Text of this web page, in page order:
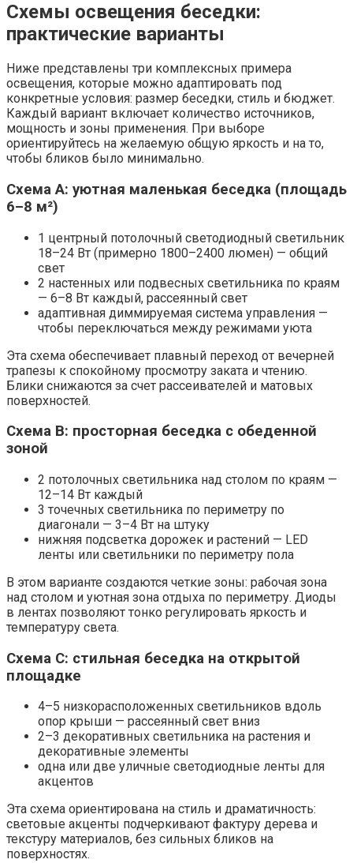
Схемы освещения беседки:
практические варианты
Ниже представлены три комплексных примера
освещения, которые можно адаптировать под
конкретные условия: размер беседки, стиль и бюджет.
Каждый вариант включает количество источников,
мощность и зоны применения. При выборе
ориентируйтесь на желаемую общую яркость и на то,
чтобы бликов было минимально.
Схема A: уютная маленькая беседка (площадь
6–8 м²)
1 центрный потолочный светодиодный светильник
18–24 Вт (примерно 1800–2400 люмен) — общий
свет
2 настенных или подвесных светильника по краям
— 6–8 Вт каждый, рассеянный свет
адаптивная диммируемая система управления —
чтобы переключаться между режимами уюта
Эта схема обеспечивает плавный переход от вечерней
трапезы к спокойному просмотру заката и чтению.
Блики снижаются за счет рассеивателей и матовых
поверхностей.
Схема B: просторная беседка с обеденной
зоной
2 потолочных светильника над столом по краям —
12–14 Вт каждый
3 точечных светильника по периметру по
диагонали — 3–4 Вт на штуку
нижняя подсветка дорожек и растений — LED
ленты или светильники по периметру пола
В этом варианте создаются четкие зоны: рабочая зона
над столом и уютная зона отдыха по периметру. Диоды
в лентах позволяют тонко регулировать яркость и
температуру света.
Схема C: стильная беседка на открытой
площадке
4–5 низкорасположенных светильников вдоль
опор крыши — рассеянный свет вниз
2–3 декоративных светильника на растения и
декоративные элементы
одна или две уличные светодиодные ленты для
акцентов
Эта схема ориентирована на стиль и драматичность:
световые акценты подчеркивают фактуру дерева и
текстуру материалов, без сильных бликов на
поверхностях.